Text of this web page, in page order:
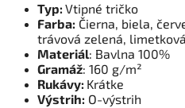
Typ: Vtipné tričko
Farba: Čierna, biela,
trávová zelená, limetková
Materiál: Bavlna 100%
Gramáž: 160 g/m²
Rukávy: Krátke
Výstrih: O-výstrih